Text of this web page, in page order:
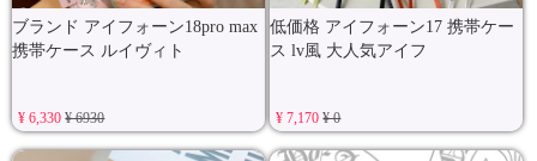
ブランド アイフォーン18pro max
携帯ケース ルイヴィト
¥ 6,330¥ 6930
低価格 アイフォーン17 携帯ケー
ス lv風 大人気アイフ
¥ 7,170¥ 0